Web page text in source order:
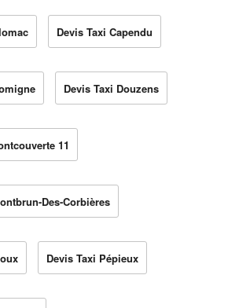
Devis Taxi Capendu
Devis Taxi Douzens
11
Des-Corbières
Devis Taxi Pépieux